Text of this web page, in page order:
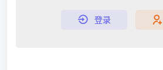
登录